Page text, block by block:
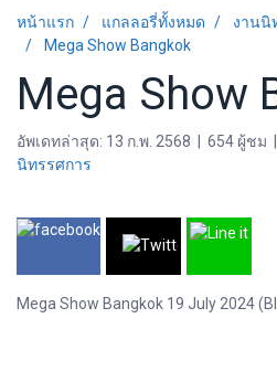
หน้าแรก แกลลอรี่ทั้งหมด
งานนิ
Mega Show Bangkok
Mega Show
อัพเดทล่าสุด: 13 ก.พ. 2568 654 ผู้ชม
นิทรรศการ
Mega Show Bangkok 19 July 2024